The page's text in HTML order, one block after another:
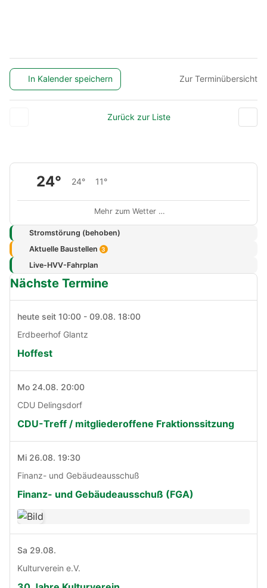
In Kalender speichern Zur Terminübersicht
Zurück zur Liste
24° 24° 11°
Mehr zum Wetter …
Stromstörung (behoben)
Aktuelle Baustellen 3
Live-HVV-Fahrplan
Nächste Termine
heute seit 10:00 - 09.08. 18:00
Erdbeerhof Glantz
Hoffest
Mo 24.08. 20:00
CDU Delingsdorf
CDU-Treff / mitgliederoffene Fraktionssitzung
Mi 26.08. 19:30
Finanz- und Gebäudeausschuß
Finanz- und Gebäudeausschuß (FGA)
Sa 29.08.
Kulturverein e.V.